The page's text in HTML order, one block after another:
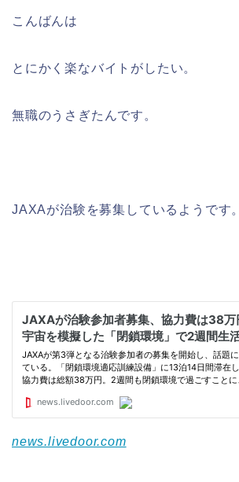
こんばんは
とにかく楽なバイトがしたい。
無職のうさぎたんです。
JAXAが治験を募集しているようです。
news.livedoor.com